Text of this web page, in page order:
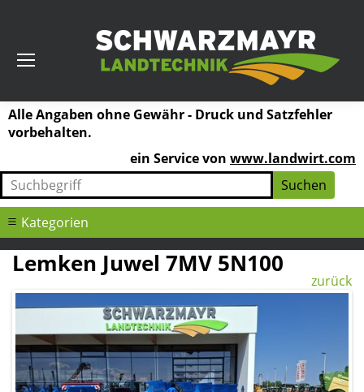
Kategorien
Lemken Juwel 7MV 5N100
zurück
Alle Angaben ohne Gewähr - Druck und Satzfehler
vorbehalten.
ein Service von www.landwirt.com